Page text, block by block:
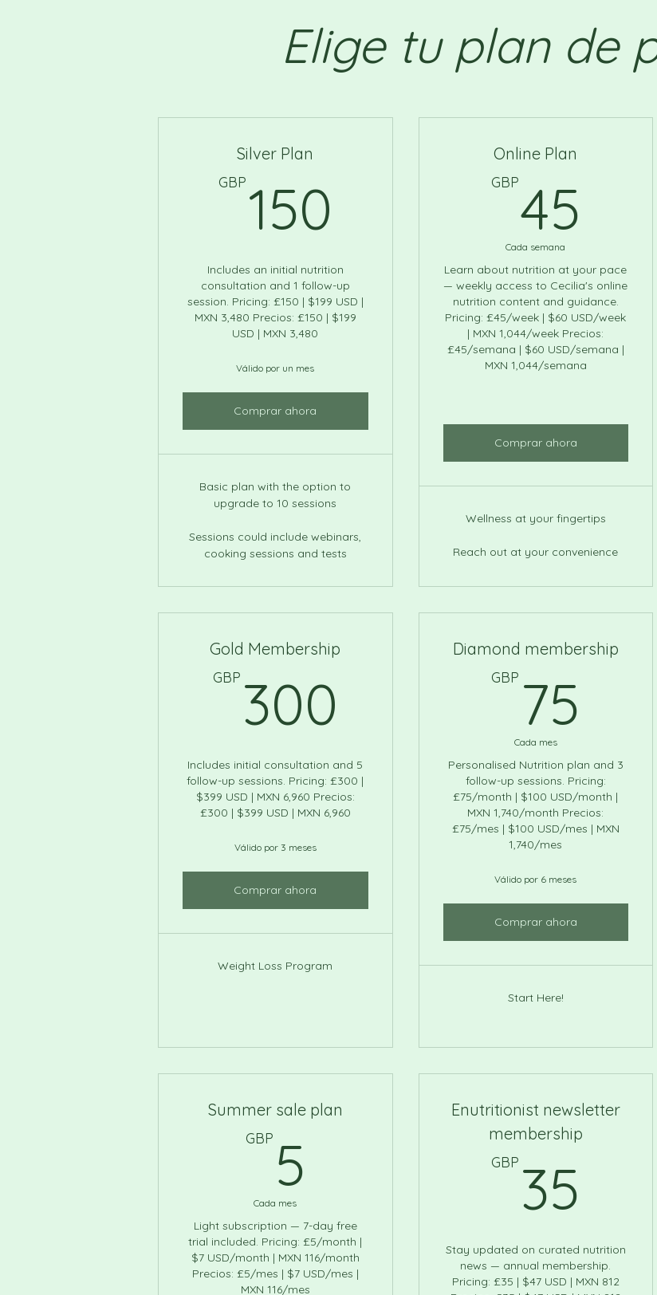
Elige tu plan de
Silver Plan
GBP 150 150GBP
Includes an initial nutrition
consultation and 1 follow-up
session. Pricing: £150 | $199 USD |
MXN 3,480 Precios: £150 | $199
USD | MXN 3,480
Válido por un mes
Comprar ahora
Basic plan with the option to
upgrade to 10 sessions
Sessions could include webinars,
cooking sessions and tests
Online Plan
GBP45
Cada semana
Learn about nutrition at your pace
— weekly access to Cecilia's online
nutrition content and guidance.
Pricing: £45/week | $60 USD/week
| MXN 1,044/week Precios:
£45/semana | $60 USD/semana |
MXN 1,044/semana
Comprar ahora
Wellness at your fingertips
Reach out at your convenience
Gold Membership
GBP 300 300GBP
Includes initial consultation and 5
follow-up sessions. Pricing: £300 |
$399 USD | MXN 6,960 Precios:
£300 | $399 USD | MXN 6,960
Válido por 3 meses
Comprar ahora
Weight Loss Program
Diamond membership
GBP 75
Cada mes
Personalised Nutrition plan and 3
follow-up sessions. Pricing:
£75/month | $100 USD/month |
MXN 1,740/month Precios:
£75/mes | $100 USD/mes | MXN
1,740/mes
Válido por 6 meses
Comprar ahora
Start Here!
Summer sale plan
GBP 5
Cada mes
Light subscription — 7-day free
trial included. Pricing: £5/month |
$7 USD/month | MXN 116/month
Precios: £5/mes | $7 USD/mes |
MXN 116/mes
Enutritionist newsletter
membership
GBP 35
Stay updated on curated nutrition
news — annual membership.
Pricing: £35 | $47 USD | MXN 812